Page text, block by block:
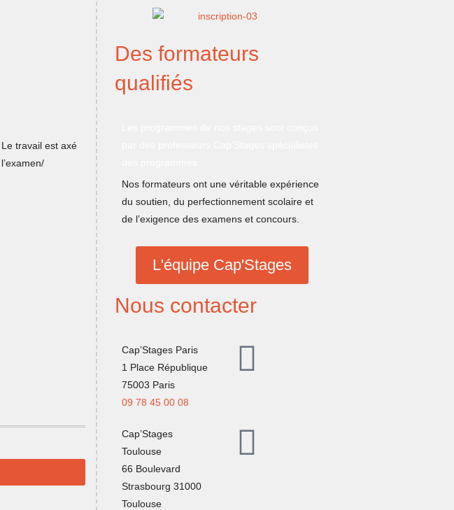
travail est axé
Des formateurs
qualifiés
Nos formateurs ont une véritable expérience
du soutien, du perfectionnement scolaire et
de l’exigence des examens et concours.
L'équipe Cap'Stages
Nous contacter
Cap’Stages Paris
1 Place République
75003 Paris
09 78 45 00 08
Cap’Stages
Toulouse
66 Boulevard
Strasbourg 31000
Toulouse